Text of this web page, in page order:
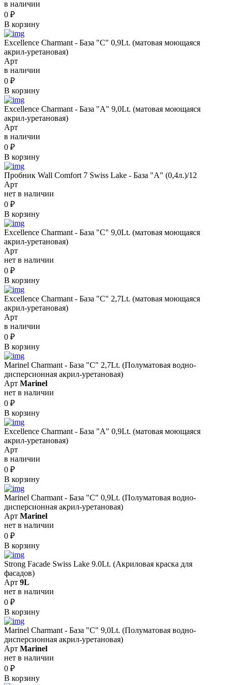
в наличии
0 ₽
В корзину
Excellence Charmant - База "C" 0,9Lt. (матовая моющаяся
акрил-уретановая)
Арт
в наличии
0 ₽
В корзину
Excellence Charmant - База "A" 9,0Lt. (матовая моющаяся
акрил-уретановая)
Арт
в наличии
0 ₽
В корзину
Пробник Wall Comfort 7 Swiss Lake - База "A" (0,4л.)/12
Арт
нет в наличии
0 ₽
В корзину
Excellence Charmant - База "C" 9,0Lt. (матовая моющаяся
акрил-уретановая)
Арт
нет в наличии
0 ₽
В корзину
Excellence Charmant - База "C" 2,7Lt. (матовая моющаяся
акрил-уретановая)
Арт
в наличии
0 ₽
В корзину
Marinel Сharmant - База "С" 2,7Lt. (Полуматовая водно-
дисперсионная акрил-уретановая)
Арт Marinel
нет в наличии
0 ₽
В корзину
Excellence Charmant - База "A" 0,9Lt. (матовая моющаяся
акрил-уретановая)
Арт
в наличии
0 ₽
В корзину
Marinel Сharmant - База "С" 0,9Lt. (Полуматовая водно-
дисперсионная акрил-уретановая)
Арт Marinel
нет в наличии
0 ₽
В корзину
Strong Facade Swiss Lake 9.0Lt. (Акриловая краска для
фасадов)
Арт 9L
нет в наличии
0 ₽
В корзину
Marinel Сharmant - База "С" 9,0Lt. (Полуматовая водно-
дисперсионная акрил-уретановая)
Арт Marinel
нет в наличии
0 ₽
В корзину